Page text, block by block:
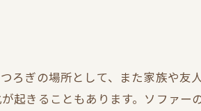
ろぎの場所として、また家族や友
起きることもあります。ソファー